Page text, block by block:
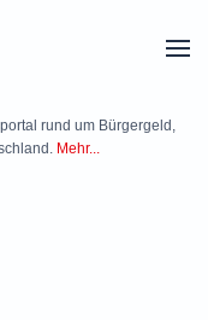
rund um Bürgergeld,
Mehr...